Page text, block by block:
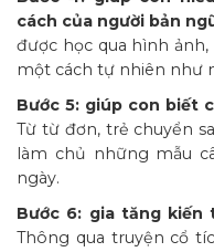
cách của người bản
được học qua hình
một cách tự nhiên như
Bước 5: giúp con biết
Từ từ đơn, trẻ chuyển
làm chủ những mẫu
ngày.
Bước 6: gia tăng kiến
Thông qua truyện cổ